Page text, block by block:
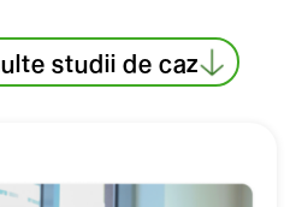
studii de caz